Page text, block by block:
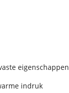
eigenschappen
indruk